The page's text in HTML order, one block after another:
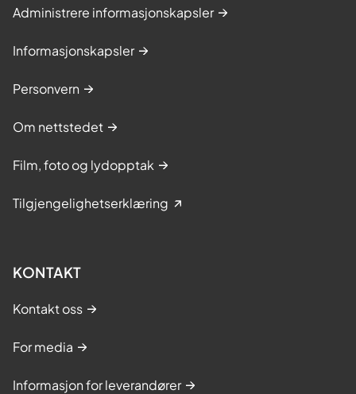
Administrere informasjonskapsler
Informasjonskapsler
Personvern
Om nettstedet
Film, foto og lydopptak
Tilgjengelighetserklæring
KONTAKT
Kontakt oss
For media
Informasjon for leverandører